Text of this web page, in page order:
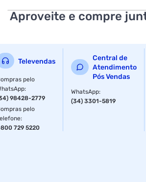
Profundidade: 8,69 cm
Certificado Anatel: 03258-24-13626
Comandos por Voz: Roku Mobile App
Conectividade: Wi-Fi
Marca: AOC
Modelo: 43S5155/78G
Aproveite e compre
Televendas
pelo
:
98428-2779
pelo
:
729 5220
Central de
Atendimento
Pós Vendas
WhatsApp:
(34) 3301-5819